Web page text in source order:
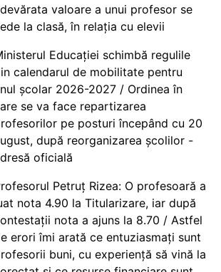
valoare a unui profesor se
la clasă, în relația cu elevii
Educației schimbă regulile
calendarul de mobilitate pentru
școlar 2026-2027 / Ordinea în
se va face repartizarea
pe posturi începând cu 20
după reorganizarea școlilor -
oficială
Petruț Rizea: O profesoară a
nota 4.90 la Titularizare, iar după
nota a ajuns la 8.70 / Astfel
erori îmi arată ce entuziasmați sunt
buni, cu experiență să vină la